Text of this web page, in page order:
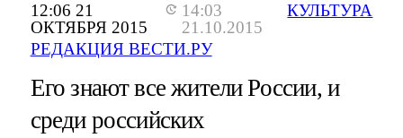
12:06 21
ОКТЯБРЯ 2015
14:03
21.10.2015
РЕДАКЦИЯ ВЕСТИ.РУ
КУЛЬТУРА
Его знают все жители России, и
среди российских